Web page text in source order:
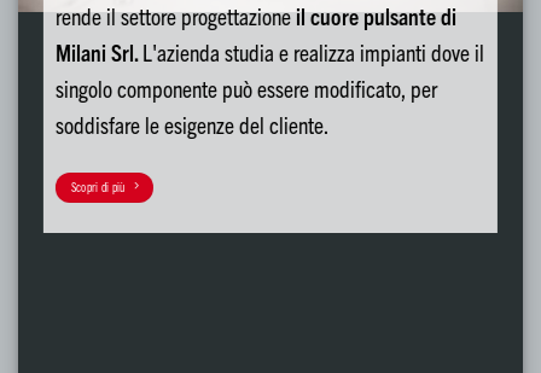
rende il settore progettazioneil cuore pulsante di
Milani Srl.L'azienda studia e realizza impianti dove il
singolo componente può essere modificato, per
soddisfare le esigenze del cliente.
Scopri di più